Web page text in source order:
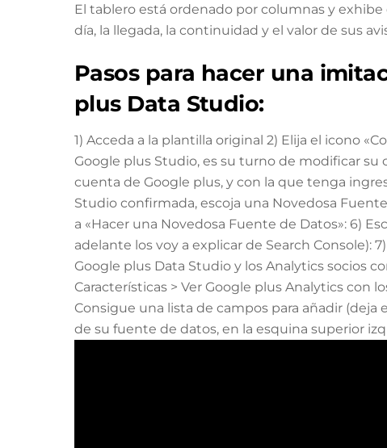
El tablero está ordenado por columnas y
día, la llegada, la continuidad y el valor de sus
Pasos para hacer una
plus Data Studio:
1) Acceda a la plantilla original 2) Elija el icono
Google plus Studio, es su turno de modificar su
cuenta de Google plus, y con la que tenga
Studio confirmada, escoja una Novedosa
a «Hacer una Novedosa Fuente de Datos»: 6)
adelante los voy a explicar de Search Console):
Google plus Data Studio y los Analytics socios
Características > Ver Google plus Analytics con
Consigue una lista de campos para añadir
de su fuente de datos, en la esquina superior